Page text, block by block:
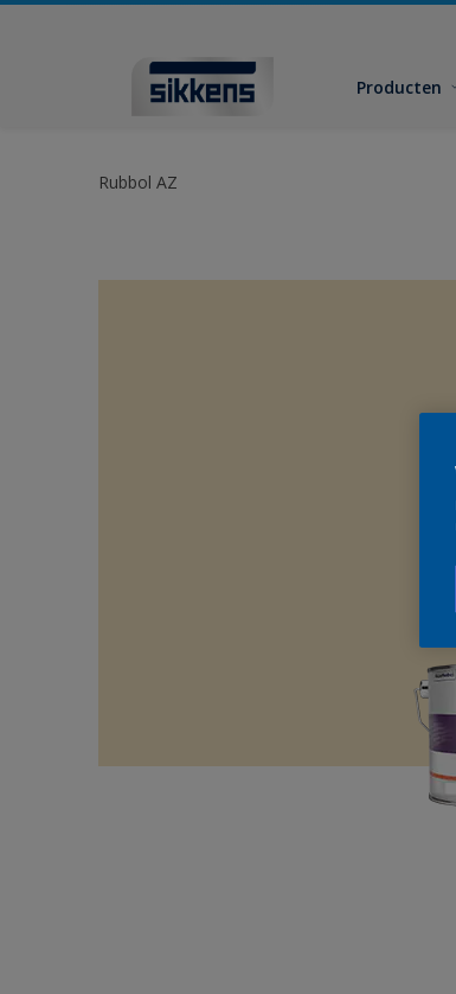
Producten
Rubbol AZ